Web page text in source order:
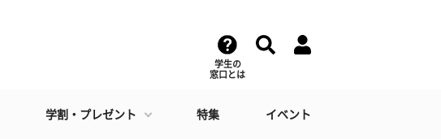
学生の
窓口とは
学割・プレゼント 特集 イベント